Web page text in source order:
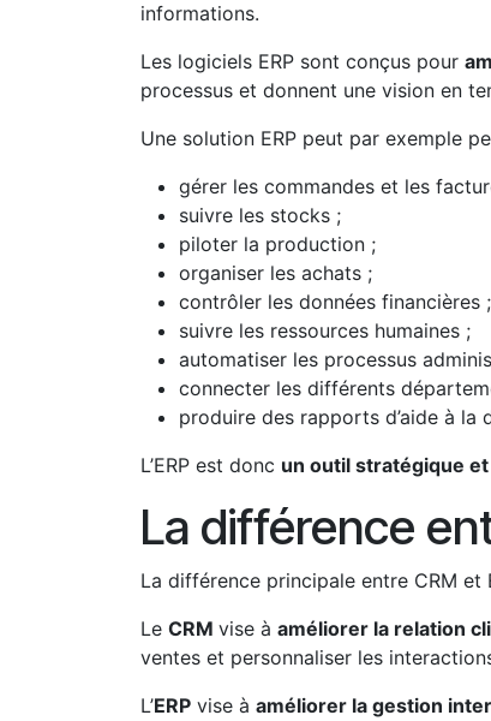
informations.
Les logiciels ERP sont conçus pour
processus et donnent une vision en
Une solution ERP peut par exemple
gérer les commandes et les
suivre les stocks ;
piloter la production ;
organiser les achats ;
contrôler les données financières ;
suivre les ressources humaines ;
automatiser les processus
connecter les différents
produire des rapports d’aide à la
L’ERP est donc un outil stratégique
La différence
La différence principale entre CRM et
Le CRM vise à améliorer la relation
ventes et personnaliser les
L’ERP vise à améliorer la gestion